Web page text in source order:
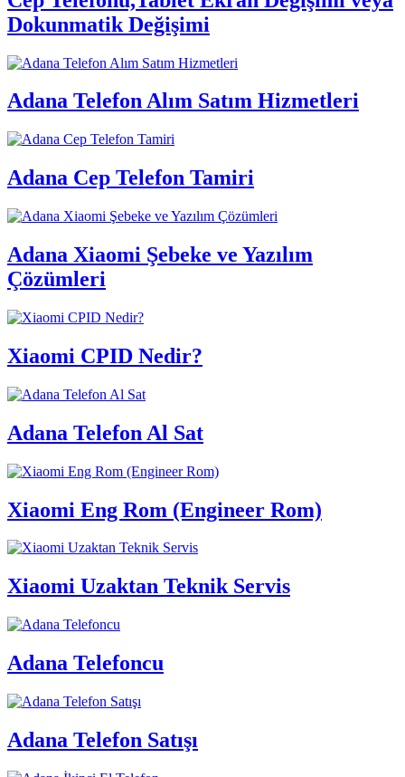
Dokunmatik Değişimi
Adana Telefon Alım Satım Hizmetleri
Adana Cep Telefon Tamiri
Adana Xiaomi Şebeke ve Yazılım
Çözümleri
Xiaomi CPID Nedir?
Adana Telefon Al Sat
Xiaomi Eng Rom (Engineer Rom)
Xiaomi Uzaktan Teknik Servis
Adana Telefoncu
Adana Telefon Satışı